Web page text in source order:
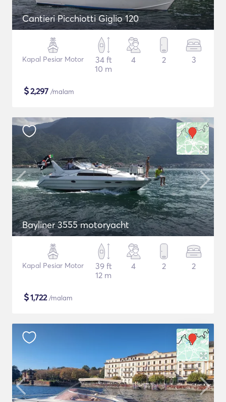
Cantieri Picchiotti Giglio 120
Kapal Pesiar Motor
34 ft
10 m
4 2 3
$2,297 /malam
Bayliner 3555 motoryacht
Kapal Pesiar Motor
39 ft
12 m
4 2 2
$1,722/malam